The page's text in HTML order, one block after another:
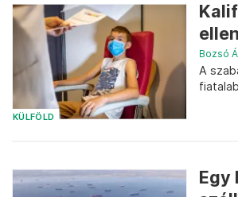
KÜLFÖLD
Bozsó
A
Egy